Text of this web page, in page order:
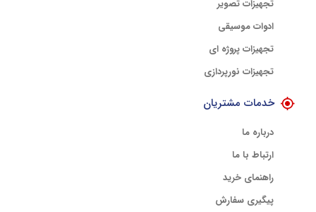
تجهیزات تصویر
ادوات موسیقی
تجهیزات پروژه ای
تجهیزات نورپردازی
خدمات مشتریان
درباره ما
ارتباط با ما
راهنمای خرید
پیگیری سفارش